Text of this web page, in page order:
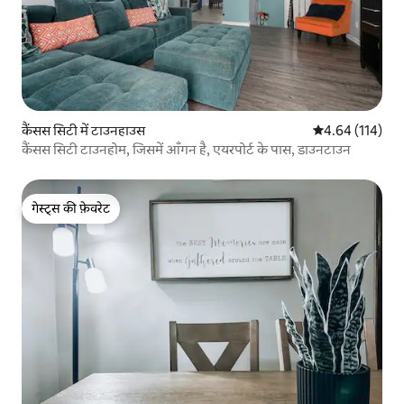
कैंसस सिटी में टाउनहाउस औसत रेटिंग 5 में से
4.64 (114)
कैंसस सिटी टाउनहोम, जिसमें आँगन है, एयरपोर्ट के पास, डाउनटाउन
गेस्ट्स की फ़ेवरेट
गेस्ट्स की फ़ेवरेट